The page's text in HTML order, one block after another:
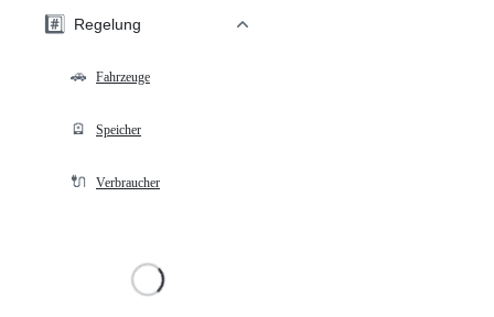
#️⃣ Regelung
🚗 Fahrzeuge
🪫 Speicher
🔌 Verbraucher